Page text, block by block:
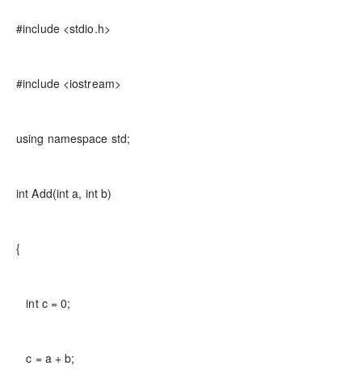
#include <stdio.h>
#include <iostream>
using namespace std;
int Add(int a, int b)
{
int c = 0;
c = a + b;